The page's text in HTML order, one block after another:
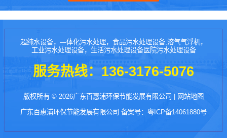
超纯水设备，—体化污水处理，食品污水处理设备,溶气气浮机，
工业污水处理设备，生活污水处理设备医院污水处理设备
服务热线：136-3176-5076
版权所有 © 2026广东百惠浦环保节能发展有限公司 | 网站地图
广东百惠浦环保节能发展有限公司 备案号： 粤ICP备14061880号